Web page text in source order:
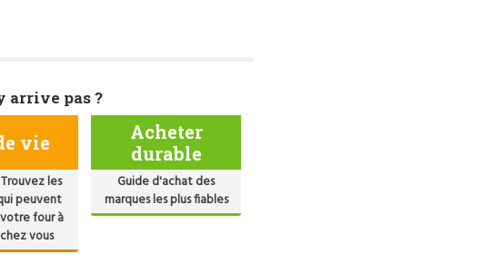
arrive pas ?
vie
les
peuvent
four à
vous
Acheter
durable
Guide d'achat des
marques les plus fiables